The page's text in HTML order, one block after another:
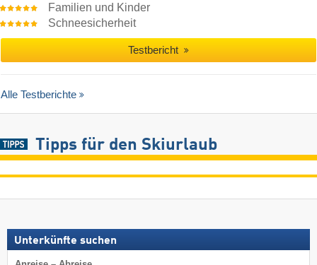
Familien und Kinder
Schneesicherheit
Testbericht
Alle Testberichte
Tipps für den Skiurlaub
Unterkünfte suchen